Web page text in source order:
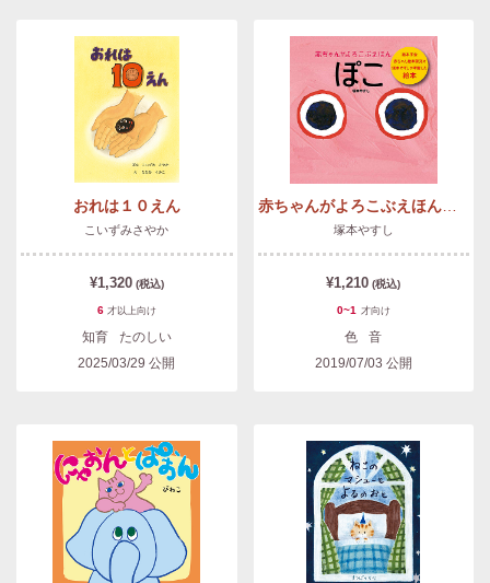
おれは１０えん
こいずみさやか
¥1,320 (税込)
6 才以上向け
知育
たのしい
2025/03/29 公開
赤ちゃんがよろこぶえほん ぽこ
塚本やすし
¥1,210 (税込)
0~1 才向け
色
音
2019/07/03 公開